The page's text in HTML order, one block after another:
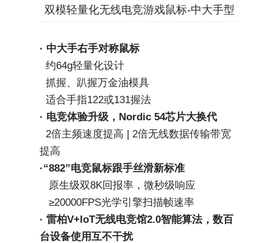
双模轻量化无线电竞游戏鼠标-中大手型
· 中大手右手对称鼠标
约64g轻量化设计
抓握、趴握万金油模具
适合手指122或131握法
· 电竞体验升级，Nordic 54芯片大换代
2倍主频速度提高 | 2倍无线数据传输带宽
提高
·“882”电竞鼠标跟手丝滑新标准
原生级双8K回报率，微秒级响应
   ≥20000FPS光学引擎扫描帧速率
· 雷柏V+IoT无线电竞馆2.0智能算法，数百
台设备使用互不干扰